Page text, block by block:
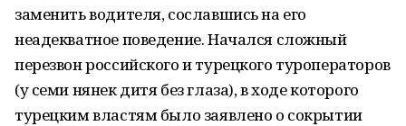
заменить водителя, сославшись на его
неадекватное поведение. Начался сложный
перезвон российского и турецкого туроператоров
(у семи нянек дитя без глаза), в ходе которого
турецким властям было заявлено о сокрытии